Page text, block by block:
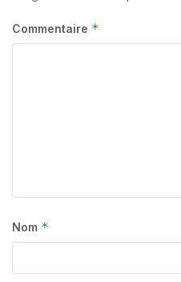
Commentaire *
Nom *